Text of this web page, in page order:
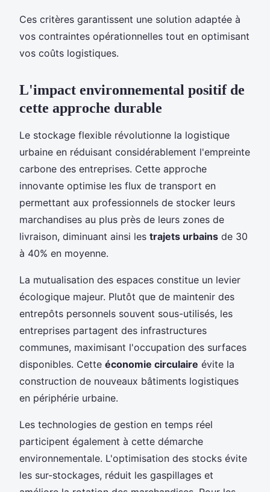
Ces critères garantissent une solution adaptée à
vos contraintes opérationnelles tout en optimisant
vos coûts logistiques.
L'impact environnemental positif de
cette approche durable
Le stockage flexible révolutionne la logistique
urbaine en réduisant considérablement l'empreinte
carbone des entreprises. Cette approche
innovante optimise les flux de transport en
permettant aux professionnels de stocker leurs
marchandises au plus près de leurs zones de
livraison, diminuant ainsi les trajets urbains de 30
à 40% en moyenne.
La mutualisation des espaces constitue un levier
écologique majeur. Plutôt que de maintenir des
entrepôts personnels souvent sous-utilisés, les
entreprises partagent des infrastructures
communes, maximisant l'occupation des surfaces
disponibles. Cette économie circulaire évite la
construction de nouveaux bâtiments logistiques
en périphérie urbaine.
Les technologies de gestion en temps réel
participent également à cette démarche
environnementale. L'optimisation des stocks évite
les sur-stockages, réduit les gaspillages et